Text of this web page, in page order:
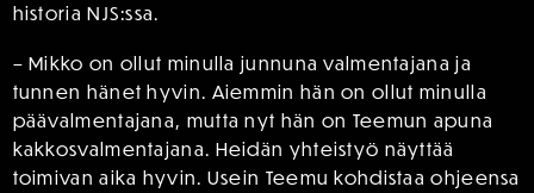
historia NJS:ssa.
– Mikko on ollut minulla junnuna valmentajana ja
tunnen hänet hyvin. Aiemmin hän on ollut minulla
päävalmentajana, mutta nyt hän on Teemun apuna
kakkosvalmentajana. Heidän yhteistyö näyttää
toimivan aika hyvin. Usein Teemu kohdistaa ohjeensa